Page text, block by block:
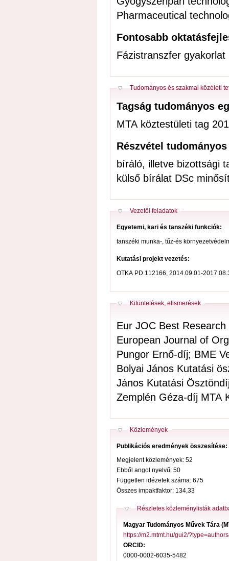
Pharmaceutical
Fontosabb
Fázistranszfer gyakorlat
Elrejt
Tudományos és szakmai közéleti
Tagság tudományos
MTA köztestületi tag
Részvétel
bíráló, illetve bizottsági
külső bírálat DSc
Elrejt
Vezetői feladatok
Egyetemi, kari és tanszéki funkciók:
tanszéki munka-, tűz-és
Kutatási projekt vezetés:
OTKA PD 112166, 2014.09.01-
Elrejt
Kitüntetések, elismerések
Eur JOC Best
European Journal of
Pungor Ernő-díj; BME
Bolyai János Kutatási
János Kutatási
Zemplén Géza-díj MTA
Elrejt
Közlemények
Publikációs eredmények összesítése:
Megjelent közlemények: 52
Ebből angol nyelvű: 50
Független idézetek száma: 675
Összes impaktfaktor: 134,33
Elrejt
Részletes közleménylisták
Magyar Tudományos Művek Tára
https://m2.mtmt.hu/gui2/
ORCID:
0000-0002-6035-5482